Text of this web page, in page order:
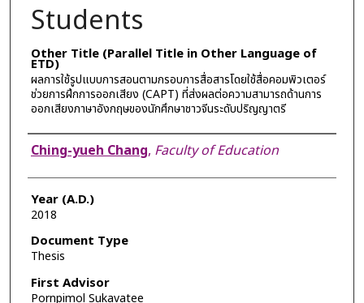
Students
Other Title (Parallel Title in Other Language of
ETD)
ผลการใช้รูปแบบการสอนตามกรอบการสื่อสารโดยใช้สื่อคอมพิวเตอร์
ช่วยการฝึกการออกเสียง (CAPT) ที่ส่งผลต่อความสามารถด้านการ
ออกเสียงภาษาอังกฤษของนักศึกษาชาวจีนระดับปริญญาตรี
Author
Ching-yueh Chang, Faculty of Education
Year (A.D.)
2018
Document Type
Thesis
First Advisor
Pornpimol Sukavatee